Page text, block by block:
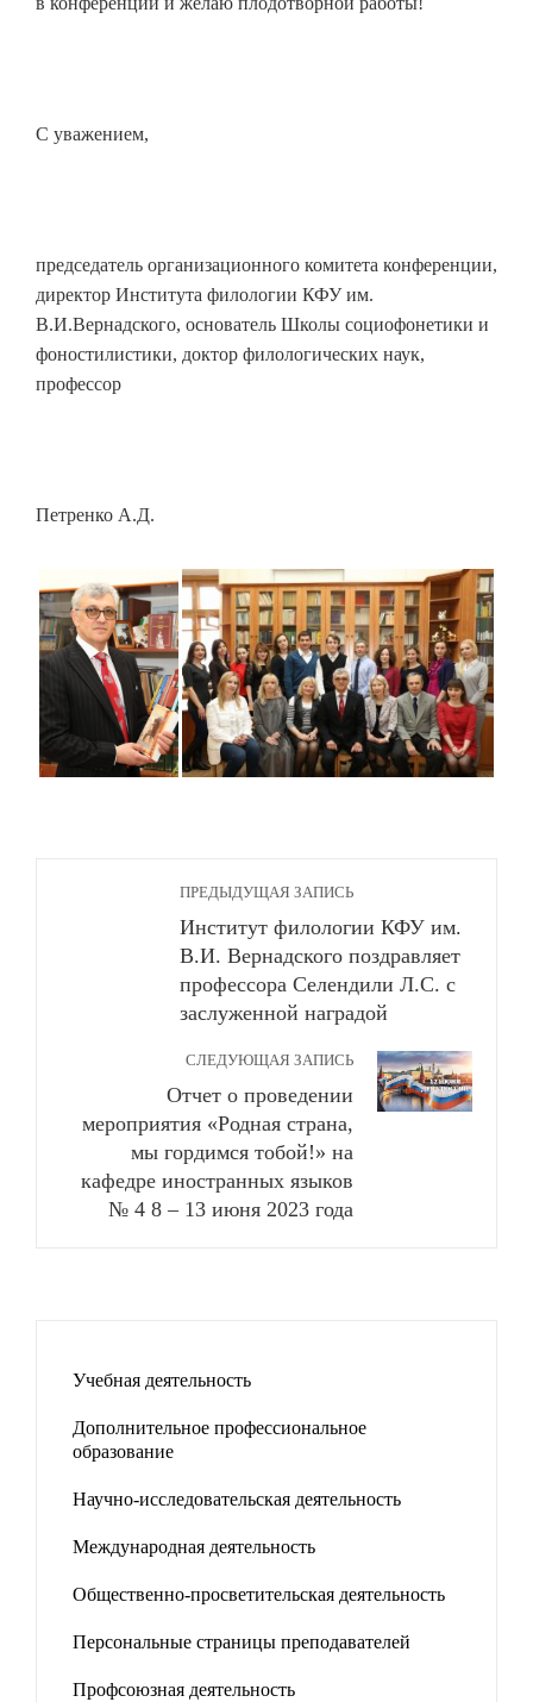
С уважением,
председатель организационного комитета конференции,
директор Института филологии КФУ им.
В.И.Вернадского, основатель Школы социофонетики и
фоностилистики, доктор филологических наук,
профессор
Петренко А.Д.
ПРЕДЫДУЩАЯ ЗАПИСЬ
Институт филологии КФУ им.
В.И. Вернадского поздравляет
профессора Селендили Л.С. с
заслуженной наградой
СЛЕДУЮЩАЯ ЗАПИСЬ
Отчет о проведении
мероприятия «Родная страна,
мы гордимся тобой!» на
кафедре иностранных языков
№ 4 8 – 13 июня 2023 года
Учебная деятельность
Дополнительное профессиональное
образование
Научно-исследовательская деятельность
Международная деятельность
Общественно-просветительская деятельность
Персональные страницы преподавателей
Профсоюзная деятельность